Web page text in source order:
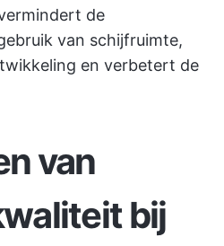
de
van schijfruimte,
en verbetert de
van
bij